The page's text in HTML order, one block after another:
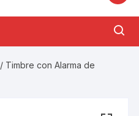
/ Timbre con Alarma de